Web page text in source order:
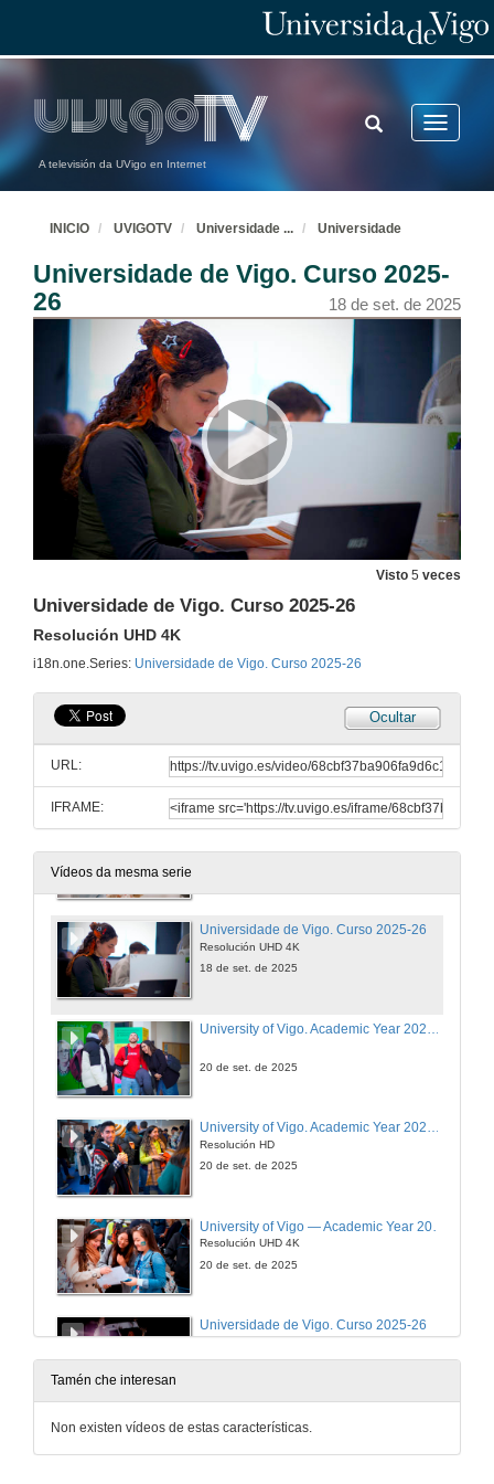
A televisión da UVigo en Internet
Toggle
TOGGLE
SEARCH
INICIO UVIGOTV Universidade ... Universidade
Universidade de Vigo. Curso 2025-
26
18 de set. de 2025
Visto 5 veces
Universidade de Vigo. Curso 2025-26
Resolución UHD 4K
i18n.one.Series: Universidade de Vigo. Curso 2025-26
Ocultar
URL:
IFRAME:
Vídeos da mesma serie
Universidade de Vigo. Curso 2025-26
18 de set. de 2025
Universidade de Vigo. Curso 2025-26
Universidade de Vigo. Curso 2025-26
Resolución UHD 4K
18 de set. de 2025
20 de set. de 2025
University of Vigo. Academic Year 2025-26
Resolución HD
20 de set. de 2025
Resolución UHD 4K
20 de set. de 2025
Universidade de Vigo. Curso 2025-26
19 de set. de 2025
Universidade de Vigo. Curso 2025-26
Tamén che interesan
Non existen vídeos de estas características.